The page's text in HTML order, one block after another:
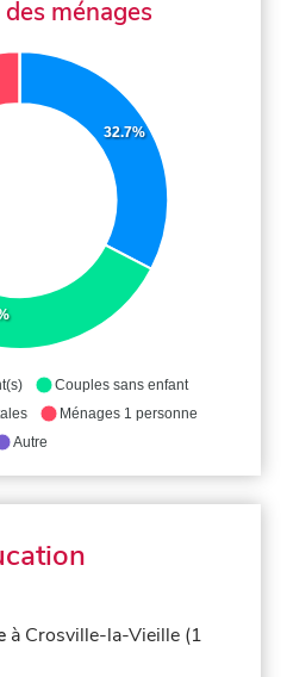
ménages
32.7%
Couples sans enfant
Ménages 1 personne
Autre
à Crosville-la-Vieille (1